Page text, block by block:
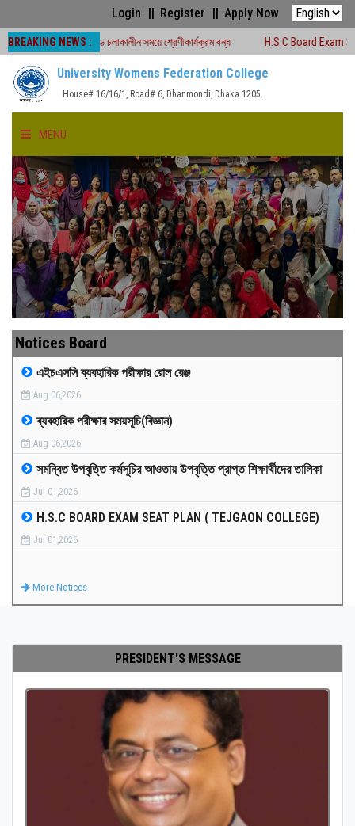
Login Register Apply Now
BREAKING NEWS :
-২০২৬ চলাকালীন সময়ে শ্রেণীকার্যক্রম বন্ধ H.S.C Board Exam Seat Plan (
University Womens Federation College
House# 16/16/1, Road# 6, Dhanmondi, Dhaka 1205.
MENU
HOME
ABOUT US
FACULTIES
ACADEMICS
GALLERY
MEDIA
PAYMENT
CO-CURRICULUM
RESULTS
Notices Board
এইচএসসি ব্যবহারিক পরীক্ষার রোল রেঞ্জ
Aug 06,2026
ব্যবহারিক পরীক্ষার সময়সূচি(বিজ্ঞান)
Aug 06,2026
সমন্বিত উপবৃত্তি কর্মসূচির আওতায় উপবৃত্তি প্রাপ্ত শিক্ষার্থীদের তালিকা
Jul 01,2026
H.S.C BOARD EXAM SEAT PLAN ( TEJGAON COLLEGE)
Jul 01,2026
More Notices
PRESIDENT'S MESSAGE